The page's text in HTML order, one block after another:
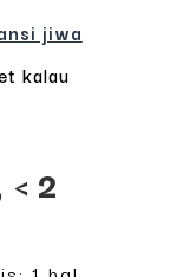
jiwa
kalau
2